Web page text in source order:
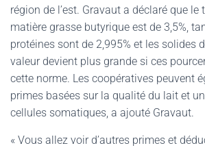
région de l’est. Gravaut a déclaré que
matière grasse butyrique est de 3,5%,
protéines sont de 2,995% et les solides
valeur devient plus grande si ces
cette norme. Les coopératives peuvent
primes basées sur la qualité du lait et
cellules somatiques, a ajouté Gravaut.
« Vous allez voir d’autres primes et